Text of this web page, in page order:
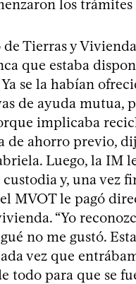
los
Tierras y
que estaba
se la habían
de ayuda mutua,
implicaba
de ahorro previo,
Luego, la IM
y, una vez
MVOT le pagó
“Yo
no me gustó.
vez que
todo para que se